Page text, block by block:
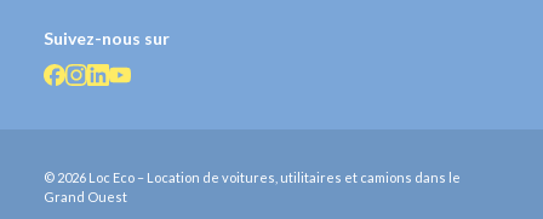
Suivez-nous sur
© 2026 Loc Eco – Location de voitures, utilitaires et camions dans le
Grand Ouest